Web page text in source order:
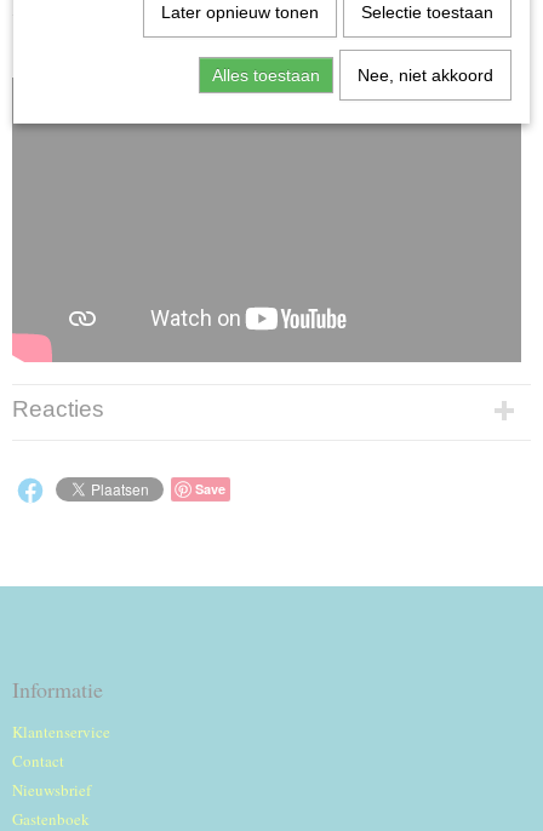
Star Wars, Marvel, Disney en Disney/Pixar.
Reacties
Save
Informatie
Klantenservice
Contact
Nieuwsbrief
Gastenboek
Later opnieuw tonen Selectie toestaan
Alles toestaan Nee, niet akkoord